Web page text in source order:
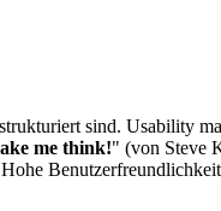
sind. Usability
me think!" (von Steve